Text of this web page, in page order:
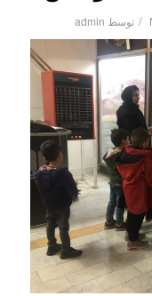
/ توسط admin